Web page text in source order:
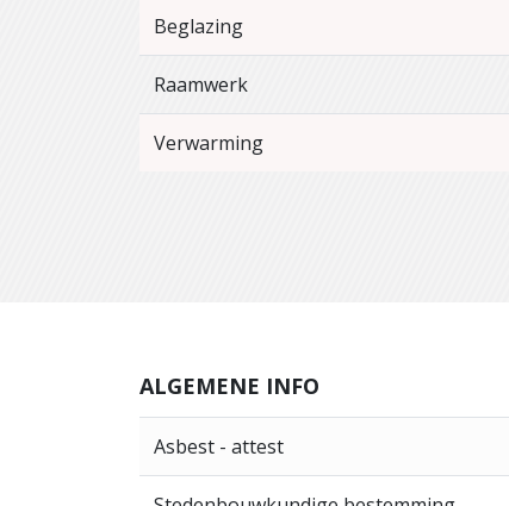
Beglazing
Raamwerk
Verwarming
ALGEMENE INFO
Asbest - attest